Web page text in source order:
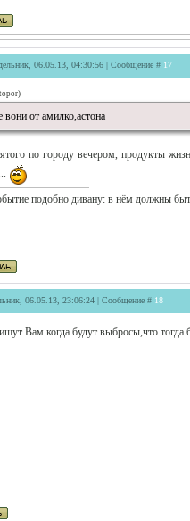
06.05.13, 04:30:56 | Сообщение # 17
)
вони от амилко,астона
по городу вечером, продукты
подобно дивану: в нём должны
06.05.13, 23:06:24 | Сообщение # 18
Вам когда будут выбросы,что тогда